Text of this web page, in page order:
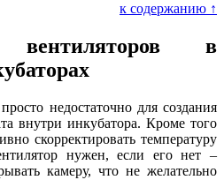
к содержанию ↑
вентиляторов в
недостаточно для создания
внутри инкубатора. Кроме того
скорректировать температуру
нужен, если его нет –
камеру, что не желательно